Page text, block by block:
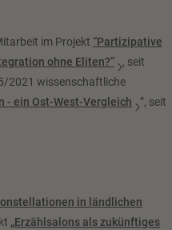
im Projekt “Partizipative
ohne Eliten?”
, seit
2021 wissenschaftliche
- ein Ost-West-Vergleich
”, seit
in ländlichen
„Erzählsalons als zukünftiges